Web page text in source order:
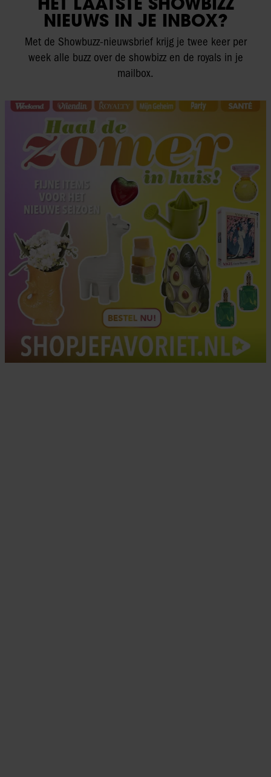
NIEUWS IN JE INBOX?
Met de Showbuzz-nieuwsbrief krijg je twee keer per
week alle buzz over de showbizz en de royals in je
mailbox.